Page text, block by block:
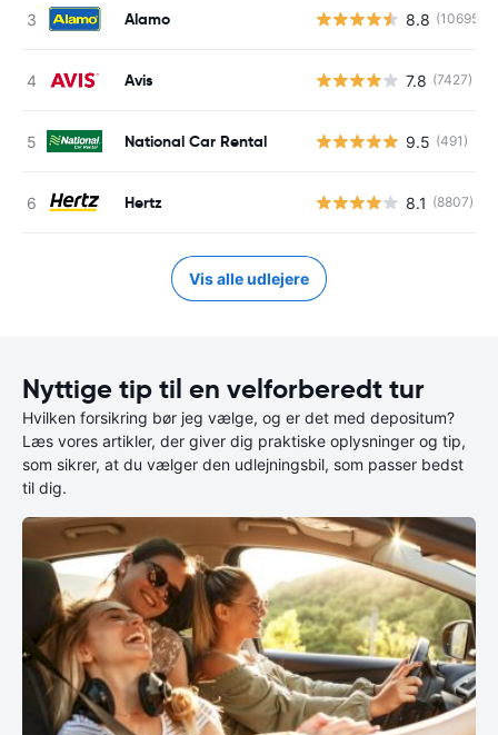
Alamo 8.8 (10695)
Avis 7.8 (7427)
National Car Rental 9.5 (491)
Hertz 8.1 (8807)
Vis alle udlejere
Nyttige tip til en velforberedt tur
Hvilken forsikring bør jeg vælge, og er det med depositum?
Læs vores artikler, der giver dig praktiske oplysninger og tip,
som sikrer, at du vælger den udlejningsbil, som passer bedst
til dig.